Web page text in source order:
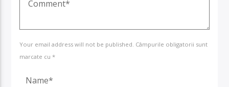
Your email address will not be published. Câmpurile obligatorii sunt
marcate cu *